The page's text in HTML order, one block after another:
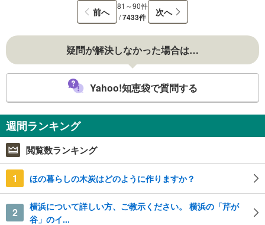
前へ
81～90件
/7433件 次へ
疑問が解決しなかった場合は…
Yahoo!知恵袋で質問する
週間ランキング
閲覧数ランキング
1 ほの暮らしの木炭はどのように作りますか？
2
横浜について詳しい方、ご教示ください。 横浜の「芹が
谷」のイ...